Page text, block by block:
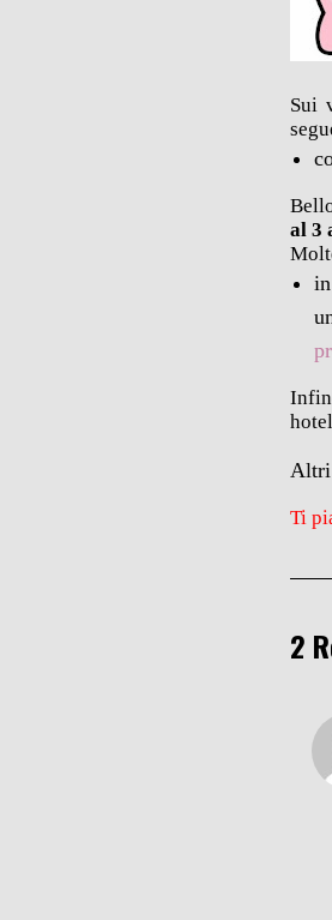
Sui
al 3
Altri
Ti
2